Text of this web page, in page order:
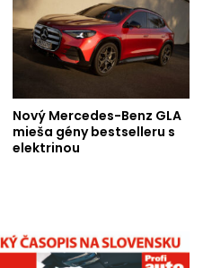
Nový Mercedes-Benz GLA
mieša gény bestselleru s
elektrinou